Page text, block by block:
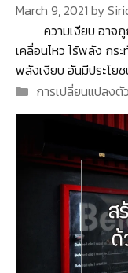
March 9, 2021 by
ความเงียบ อาจ
เคลื่อนไหว ไร้พลัง กร
พลังเงียบ อันมีประโยช
Categories
การเปลี่ยนแปลงตั